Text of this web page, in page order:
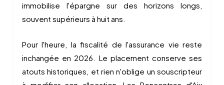
immobilise l'épargne sur des horizons longs,
souvent supérieurs à huit ans.
Pour l'heure, la fiscalité de l'assurance vie reste
inchangée en 2026. Le placement conserve ses
atouts historiques, et rien n'oblige un souscripteur